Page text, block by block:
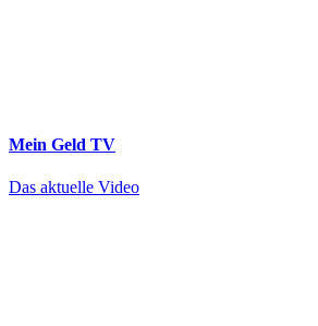
Mein Geld TV
Das aktuelle Video